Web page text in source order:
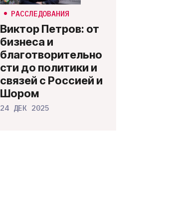
РАССЛЕДОВАНИЯ
Виктор Петров: от
бизнеса и
благотворительно
сти до политики и
связей с Россией и
Шором
24 ДЕК 2025